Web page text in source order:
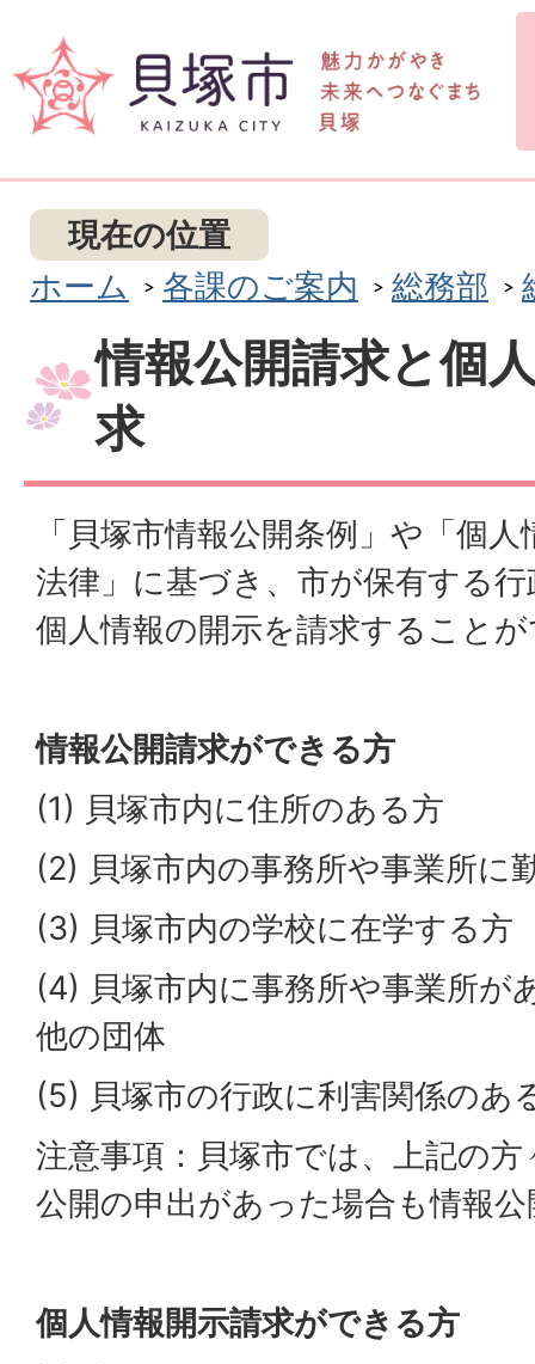
現在の位置
ホーム
各課のご案内 総務部
情報公開請求と個
求
「貝塚市情報公開条例」や「個
法律」に基づき、市が保有する
個人情報の開示を請求すること
情報公開請求ができる方
(1) 貝塚市内に住所のある方
(2) 貝塚市内の事務所や事業所に
(3) 貝塚市内の学校に在学する方
(4) 貝塚市内に事務所や事業所が
他の団体
(5) 貝塚市の行政に利害関係のあ
注意事項：貝塚市では、上記の
公開の申出があった場合も情報
個人情報開示請求ができる方